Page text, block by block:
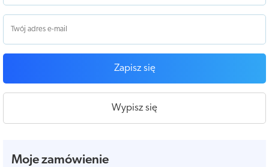
Zapisz się
Wypisz się
Moje zamówienie